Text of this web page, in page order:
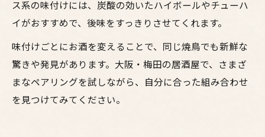
ス系の味付けには、炭酸の効いたハイボールやチューハ
イがおすすめで、後味をすっきりさせてくれます。
味付けごとにお酒を変えることで、同じ焼鳥でも新鮮な
驚きや発見があります。大阪・梅田の居酒屋で、さまざ
まなペアリングを試しながら、自分に合った組み合わせ
を見つけてみてください。